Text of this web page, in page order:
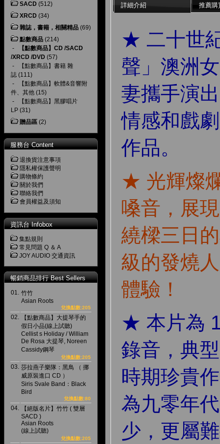
SACD (512)
XRCD (34)
雜誌，書籍，相關精品 (69)
點數商品 (214)
-
【點數商品】CD /SACD
/XRCD /DVD (57)
-
【點數商品】書籍 雜
誌 (111)
-
【點數商品】軟體&音響附
件、其他 (15)
-
【點數商品】黑膠唱片
LP (31)
贈品區 (2)
服務台 Content
退換貨注意事項
隱私權保護聲明
購物條約
關於我們
聯絡我們
會員權益及須知
資訊台 Infobox
集點規則
常見問題 Q ＆ A
JOY AUDIO 交通資訊
暢銷商品排行 Best Sellers
01. 竹竹
Asian Roots
兌換點數:205
02.
【點數商品】大提琴手的
假日小品(線上試聽)
Cellist s Holiday / William
De Rosa 大提琴, Noreen
Cassidy鋼琴
兌換點數:205
03. 莎拉燕子樂隊：黑鳥 （ 挪
威原裝進口 CD ）
Siris Svale Band：Black
Bird
兌換點數:80
04.
【絕版名片】竹竹 ( 雙層
SACD )
Asian Roots
(線上試聽)
兌換點數:205
詳細介紹 推薦購
★ 二十世
聲」澳洲
妻攜手演
情感和戲
作品。
★ 光輝燦
嗓音，展
繞樑三日
級的發燒
體驗！
★ 本片為
錄音，典
時期珍貴
為九零年
少，更屬